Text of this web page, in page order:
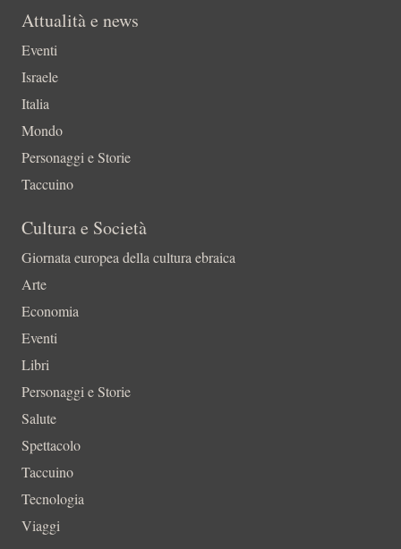
Attualità e news
Eventi
Israele
Italia
Mondo
Personaggi e Storie
Taccuino
Cultura e Società
Giornata europea della cultura ebraica
Arte
Economia
Eventi
Libri
Personaggi e Storie
Salute
Spettacolo
Taccuino
Tecnologia
Viaggi